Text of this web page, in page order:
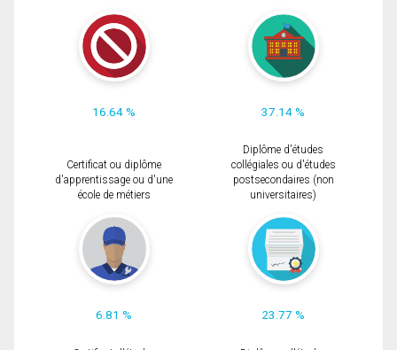
16.64 % 37.14 %
Certificat ou diplôme
d'apprentissage ou d'une
école de métiers
6.81 %
Diplôme d'études
collégiales ou d'études
postsecondaires (non
universitaires)
23.77 %